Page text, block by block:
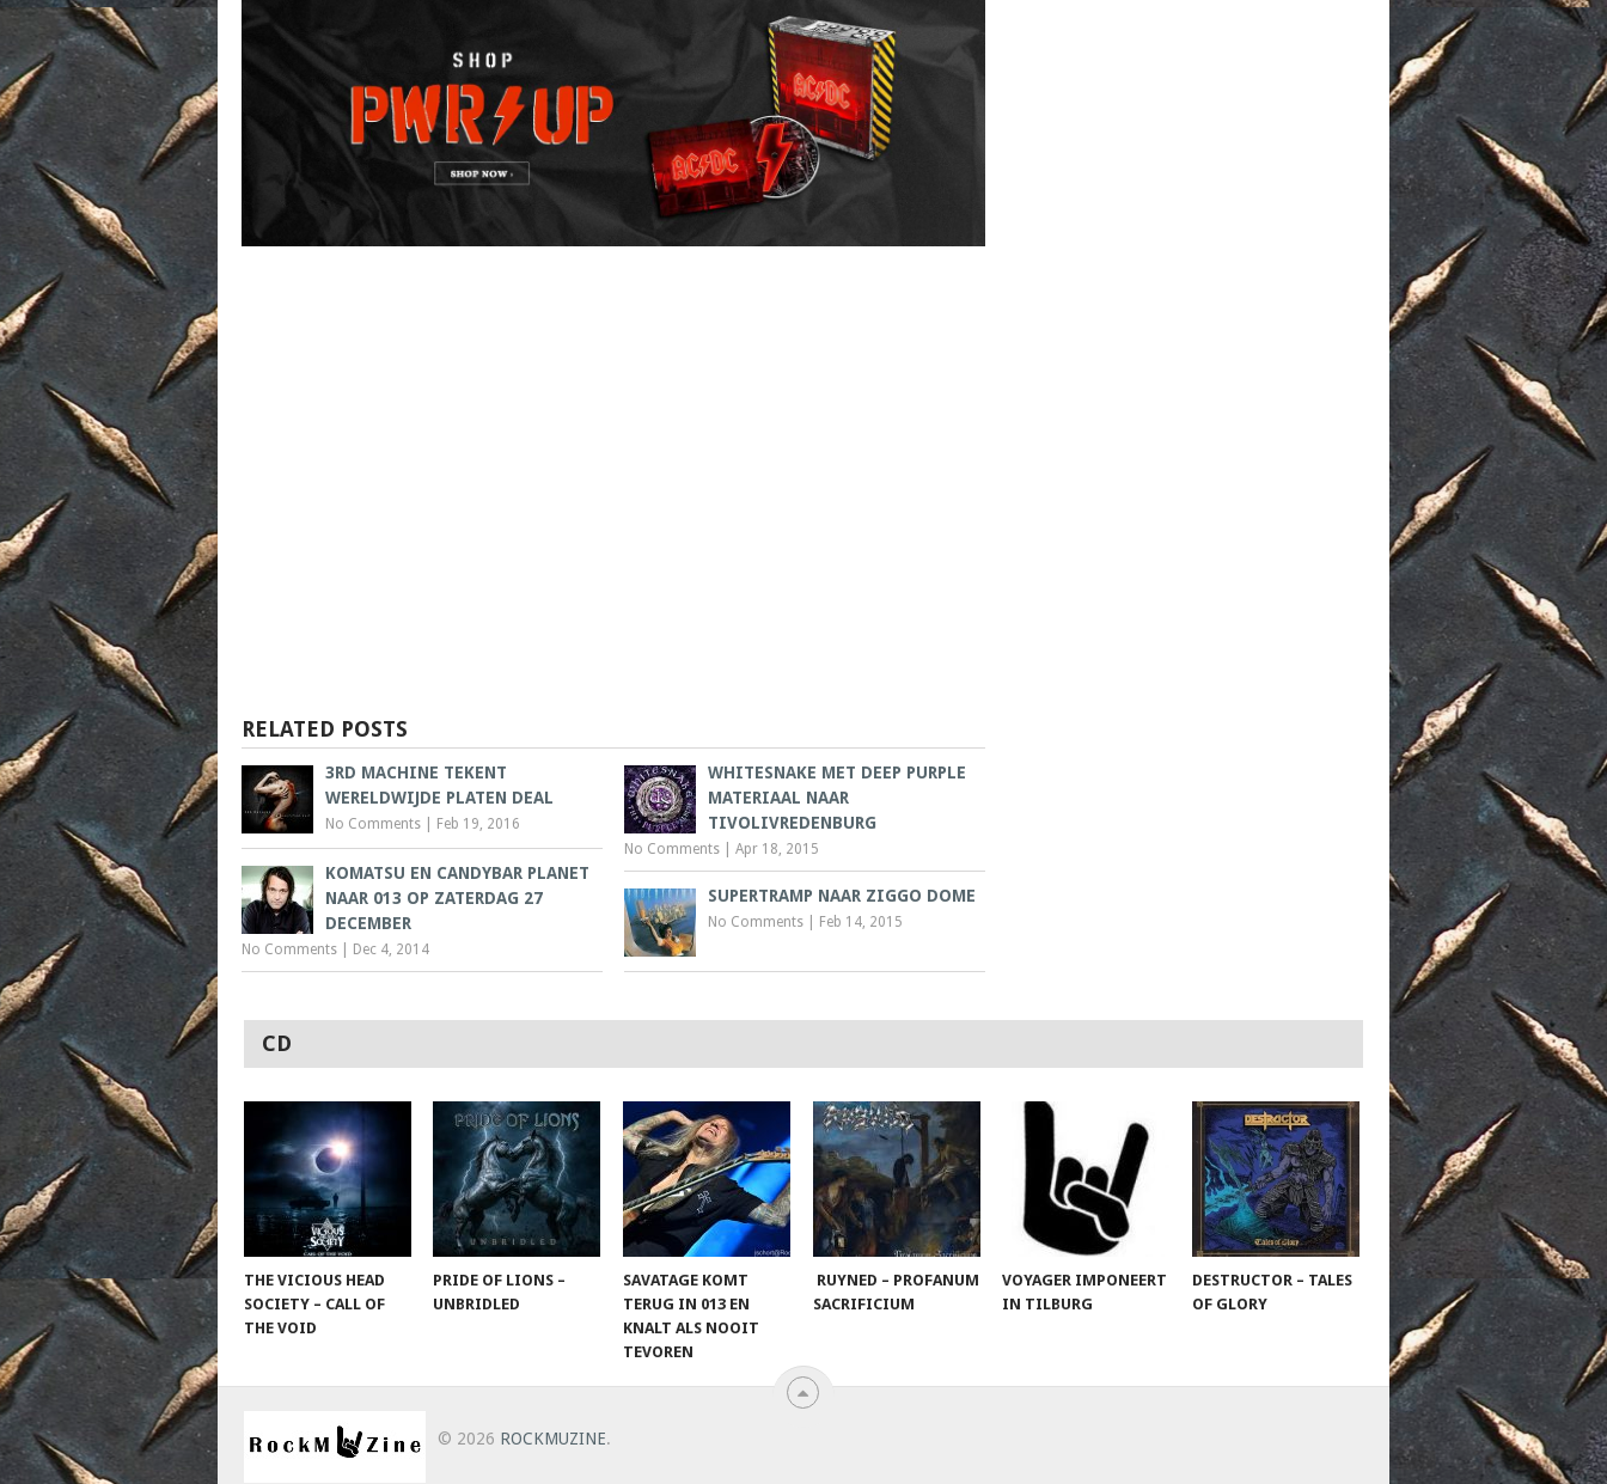
RELATED POSTS
3RD MACHINE TEKENT
WERELDWIJDE PLATEN DEAL
No Comments Feb 19, 2016
WHITESNAKE MET DEEP PURPLE
MATERIAAL NAAR
TIVOLIVREDENBURG
No Comments |Apr 18, 2015
KOMATSU EN CANDYBAR PLANET
NAAR 013 OP ZATERDAG 27
DECEMBER
No Comments Dec 4, 2014
SUPERTRAMP NAAR ZIGGO DOME
No Comments Feb 14, 2015
CD
THE VICIOUS HEAD
SOCIETY – CALL OF
THE VOID
PRIDE OF LIONS –
UNBRIDLED
SAVATAGE KOMT
TERUG IN 013 EN
KNALT ALS NOOIT
TEVOREN
RUYNED – PROFANUM
SACRIFICIUM
VOYAGER IMPONEERT
IN TILBURG
DESTRUCTOR – TALES
OF GLORY
© 2026 ROCKMUZINE.